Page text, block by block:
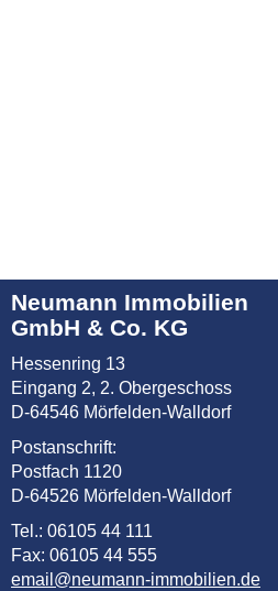
Neumann Immobilien
GmbH & Co. KG
Hessenring 13
Eingang 2, 2. Obergeschoss
D-64546 Mörfelden-Walldorf
Postanschrift:
Postfach 1120
D-64526 Mörfelden-Walldorf
Tel.: 06105 44 111
Fax: 06105 44 555
email@neumann-immobilien.de